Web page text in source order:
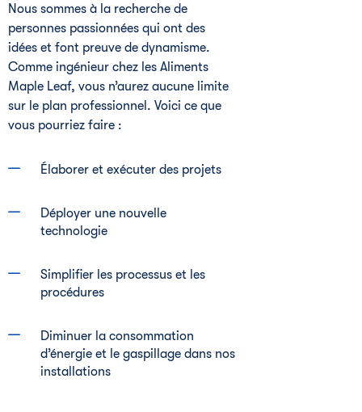
Nous sommes à la recherche de
personnes passionnées qui ont des
idées et font preuve de dynamisme.
Comme ingénieur chez les Aliments
Maple Leaf, vous n’aurez aucune limite
sur le plan professionnel. Voici ce que
vous pourriez faire :
Élaborer et exécuter des projets
Déployer une nouvelle
technologie
Simplifier les processus et les
procédures
Diminuer la consommation
d’énergie et le gaspillage dans nos
installations